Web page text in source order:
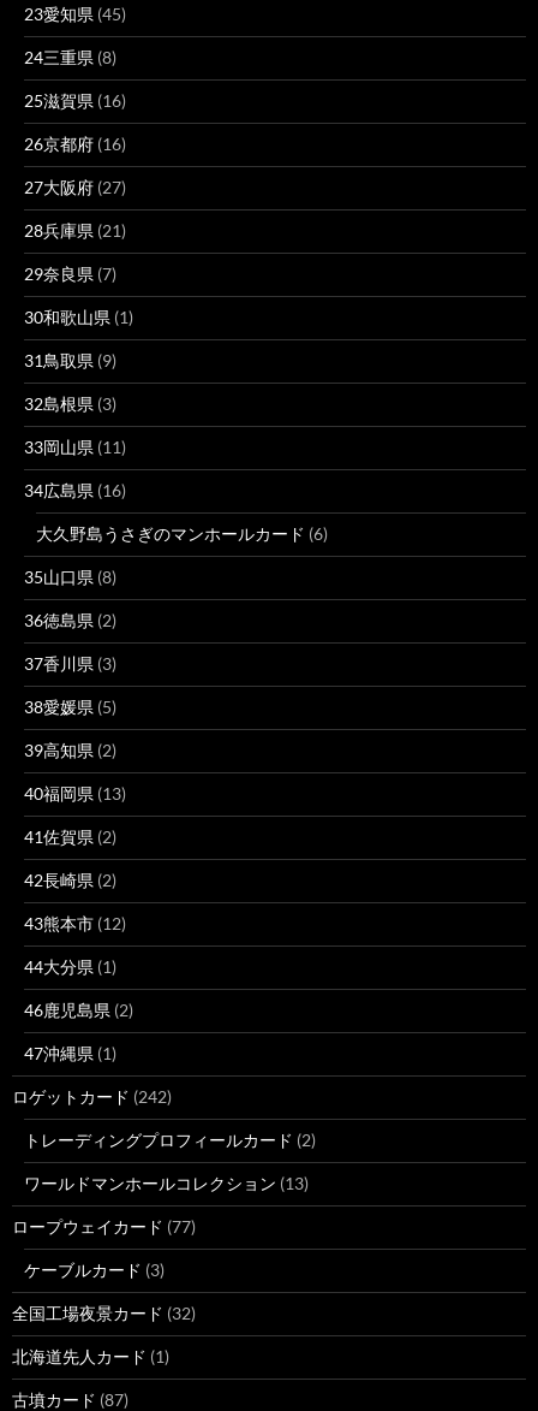
23愛知県 (45)
24三重県 (8)
25滋賀県 (16)
26京都府 (16)
27大阪府 (27)
28兵庫県 (21)
29奈良県 (7)
30和歌山県 (1)
31鳥取県 (9)
32島根県 (3)
33岡山県 (11)
34広島県 (16)
大久野島うさぎのマンホールカード (6)
35山口県 (8)
36徳島県 (2)
37香川県 (3)
38愛媛県 (5)
39高知県 (2)
40福岡県 (13)
41佐賀県 (2)
42長崎県 (2)
43熊本市 (12)
44大分県 (1)
46鹿児島県 (2)
47沖縄県 (1)
ロゲットカード (242)
トレーディングプロフィールカード (2)
ワールドマンホールコレクション (13)
ロープウェイカード (77)
ケーブルカード (3)
全国工場夜景カード (32)
北海道先人カード (1)
古墳カード (87)